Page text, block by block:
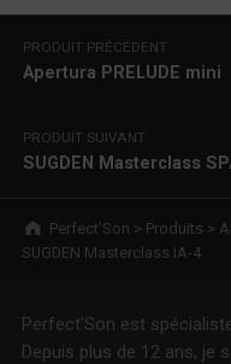
Navigation de l’article
PRODUIT PRÉCÉDENT
Apertura PRELUDE mini
PRODUIT SUIVANT
SUGDEN Masterclass
Breadcrumbs navigation
Perfect’Son > Produits >
SUGDEN Masterclass IA-4
Perfect'Son est
Depuis plus de 12 ans, je